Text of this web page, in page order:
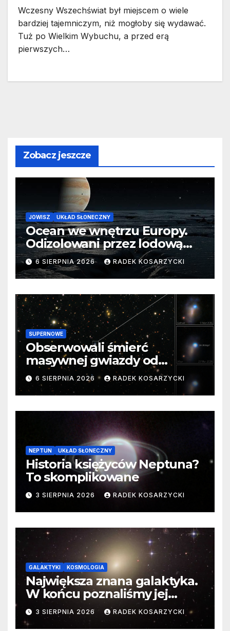
Wczesny Wszechświat był miejscem o wiele
bardziej tajemniczym, niż mogłoby się wydawać.
Tuż po Wielkim Wybuchu, a przed erą
pierwszych…
Zobacz jeszcze
JOWISZ UKŁAD SŁONECZNY
Ocean we wnętrzu Europy.
Odizolowani przez lodową
barierę
6 SIERPNIA 2026 RADEK KOSARZYCKI
SUPERNOWE
Obserwowali śmierć
masywnej gwiazdy od
samego początku. Niezwykle
cenne dane
6 SIERPNIA 2026 RADEK KOSARZYCKI
NEPTUN UKŁAD SŁONECZNY
Historia księżyców Neptuna?
To skomplikowane
3 SIERPNIA 2026 RADEK KOSARZYCKI
GALAKTYKI KOSMOLOGIA
Największa znana galaktyka.
W końcu poznaliśmy jej
faktyczne wymiary
3 SIERPNIA 2026 RADEK KOSARZYCKI